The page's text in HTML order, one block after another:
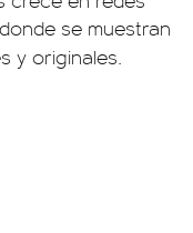
se muestran
y originales.